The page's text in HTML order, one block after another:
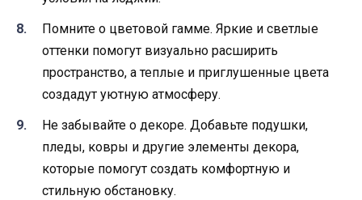
Помните о цветовой гамме. Яркие и светлые
оттенки помогут визуально расширить
пространство, а теплые и приглушенные цвета
создадут уютную атмосферу.
Не забывайте о декоре. Добавьте подушки,
пледы, ковры и другие элементы декора,
которые помогут создать комфортную и
стильную обстановку.